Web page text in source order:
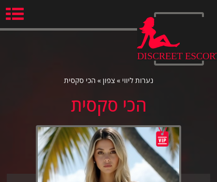
DISCREET
נערות ליווי » צפון » הכי סקסית
הכי סקסית